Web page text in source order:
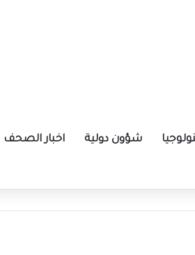
شؤون دولية اخبار الصحف